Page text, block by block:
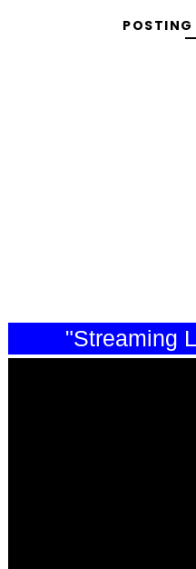
"Streaming